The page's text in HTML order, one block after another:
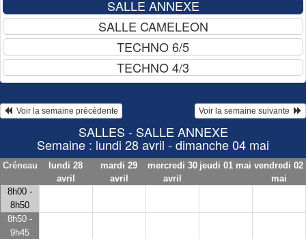
  Voir la semaine précédente
Voir la semaine suivante
SALLES - SALLE ANNEXE
Semaine : lundi 28 avril - dimanche 04 mai
Créneau
lundi 28
avril
mardi 29
avril
mercredi 30
avril
jeudi 01 mai vendredi 02
mai
8h00 -
8h50
8h50 -
9h45